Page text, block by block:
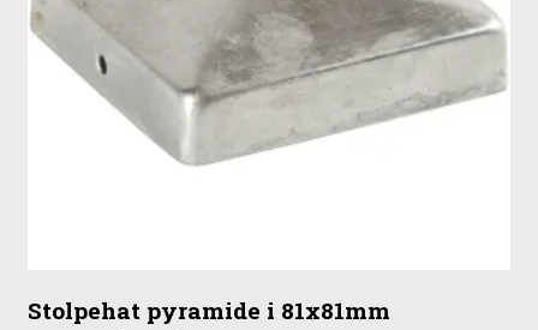
Stolpehat pyramide i 81x81mm